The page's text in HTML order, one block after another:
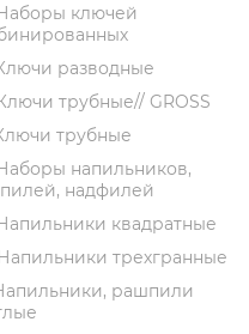
ключей
разводные
трубные// GROSS
трубные
напильников,
надфилей
квадратные
трехгранные
рашпили